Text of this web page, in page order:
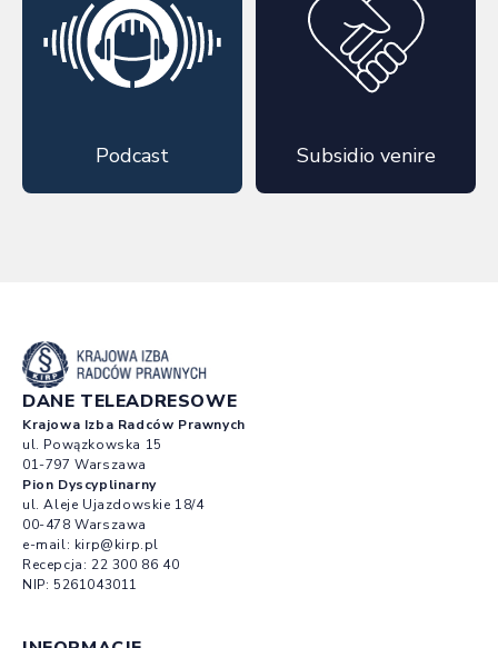
Podcast Subsidio venire
DANE TELEADRESOWE
Krajowa Izba Radców Prawnych
ul. Powązkowska 15
01-797 Warszawa
Pion Dyscyplinarny
ul. Aleje Ujazdowskie 18/4
00-478 Warszawa
e-mail: kirp@kirp.pl
Recepcja: 22 300 86 40
NIP: 5261043011